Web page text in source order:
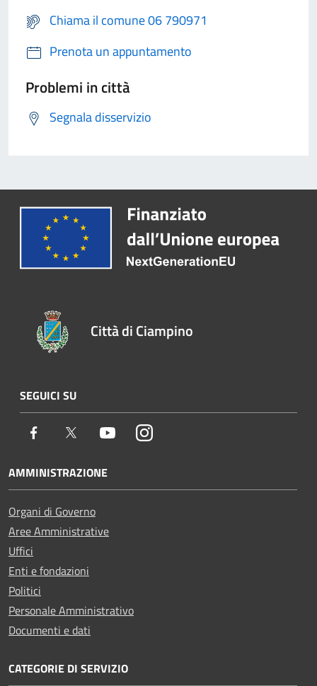
Chiama il comune 06 790971
Prenota un appuntamento
Problemi in città
Segnala disservizio
Città di Ciampino
SEGUICI SU
Facebook Twitter YoutubeInstagram
AMMINISTRAZIONE
Organi di Governo
Aree Amministrative
Uffici
Enti e fondazioni
Politici
Personale Amministrativo
Documenti e dati
CATEGORIE DI SERVIZIO